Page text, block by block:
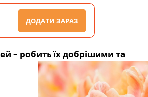
ДОДАТИ ЗАРАЗ
– робить їх добрішими та